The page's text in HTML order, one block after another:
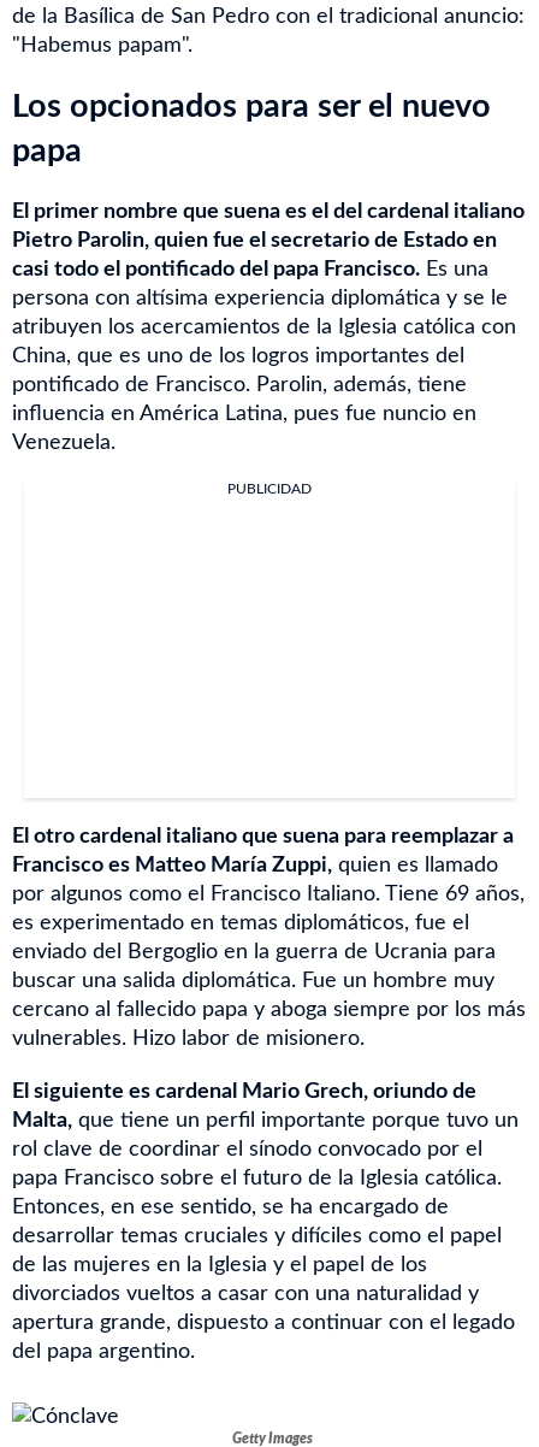
de la Basílica de San Pedro con el tradicional anuncio:
"Habemus papam".
Los opcionados para ser el nuevo
papa
El primer nombre que suena es el del cardenal italiano
Pietro Parolin, quien fue el secretario de Estado en
casi todo el pontificado del papa Francisco. Es una
persona con altísima experiencia diplomática y se le
atribuyen los acercamientos de la Iglesia católica con
China, que es uno de los logros importantes del
pontificado de Francisco. Parolin, además, tiene
influencia en América Latina, pues fue nuncio en
Venezuela.
PUBLICIDAD
El otro cardenal italiano que suena para reemplazar a
Francisco es Matteo María Zuppi, quien es llamado
por algunos como el Francisco Italiano. Tiene 69 años,
es experimentado en temas diplomáticos, fue el
enviado del Bergoglio en la guerra de Ucrania para
buscar una salida diplomática. Fue un hombre muy
cercano al fallecido papa y aboga siempre por los más
vulnerables. Hizo labor de misionero.
El siguiente es cardenal Mario Grech, oriundo de
Malta, que tiene un perfil importante porque tuvo un
rol clave de coordinar el sínodo convocado por el
papa Francisco sobre el futuro de la Iglesia católica.
Entonces, en ese sentido, se ha encargado de
desarrollar temas cruciales y difíciles como el papel
de las mujeres en la Iglesia y el papel de los
divorciados vueltos a casar con una naturalidad y
apertura grande, dispuesto a continuar con el legado
del papa argentino.
Getty Images